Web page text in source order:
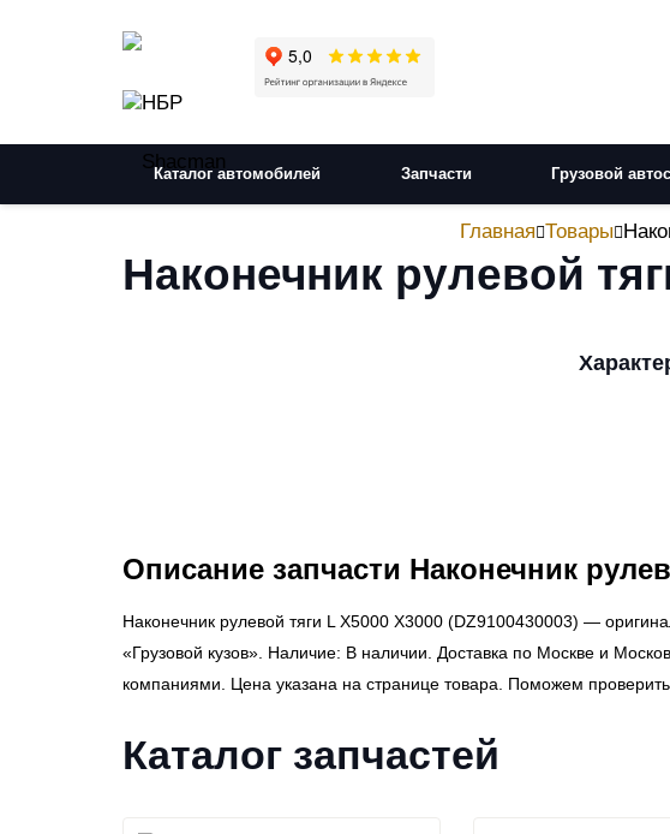
Каталог автомобилей Запчасти Грузовой
Главная Товары
Наконечник рулевой
Описание запчасти Наконечник
Наконечник рулевой тяги L X5000 X3000 (DZ9100430003) —
«Грузовой кузов». Наличие: В наличии. Доставка по Москве и
компаниями. Цена указана на странице товара. Поможем
Каталог запчастей